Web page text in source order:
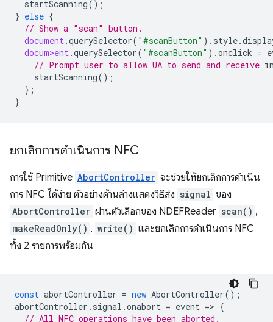
startScanning();
} else {
// Show a "scan" button.
document.querySelector( "#scanButton" ). style.
docum>ent.querySelector( "#scanButton" ).onclick =
// Prompt user to allow UA to send and receive
startScanning();
};
}
ยกเลิกการดำเนินการ NFC
การใช้ Primitive AbortController จะช่วยให้ยกเลิกการดำเนิน
การ NFC ได้ง่าย ตัวอย่างด้านล่างแสดงวิธีส่ง signal ของ
AbortController ผ่านตัวเลือกของ NDEFReader scan() ,
makeReadOnly() , write() และยกเลิกการดำเนินการ NFC
ทั้ง 2 รายการพร้อมกัน
const abortController = new AbortController();
abortController . signal .onabort = event => {
// All NFC operations have been aborted.